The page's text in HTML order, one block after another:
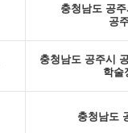
충청남도 공
공
충청남도 공주시
학술
충청남도